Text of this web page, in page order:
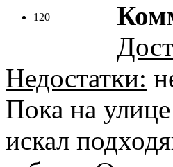
120
Недостатки:
Пока на
искал